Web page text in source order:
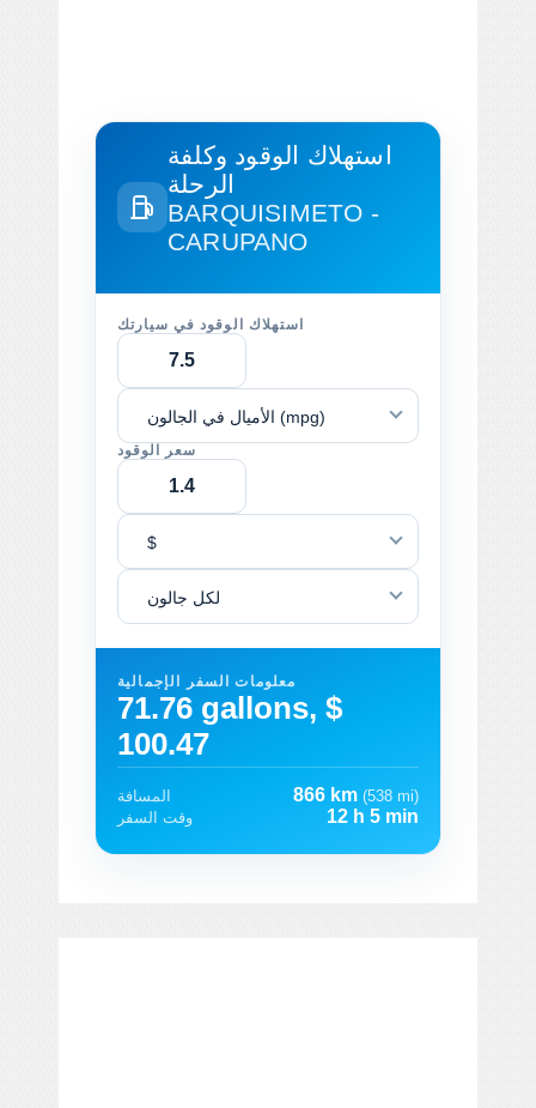
استهلاك الوقود وكلفة
الرحلة
BARQUISIMETO -
CARUPANO
استهلاك الوقود في سيارتك
الأميال في الجالون (mpg)
سعر الوقود
$
لكل جالون
معلومات السفر الإجمالية
71.76 gallons, $
100.47
المسافة 866 km (538 mi)
وقت السفر
12 h 5 min